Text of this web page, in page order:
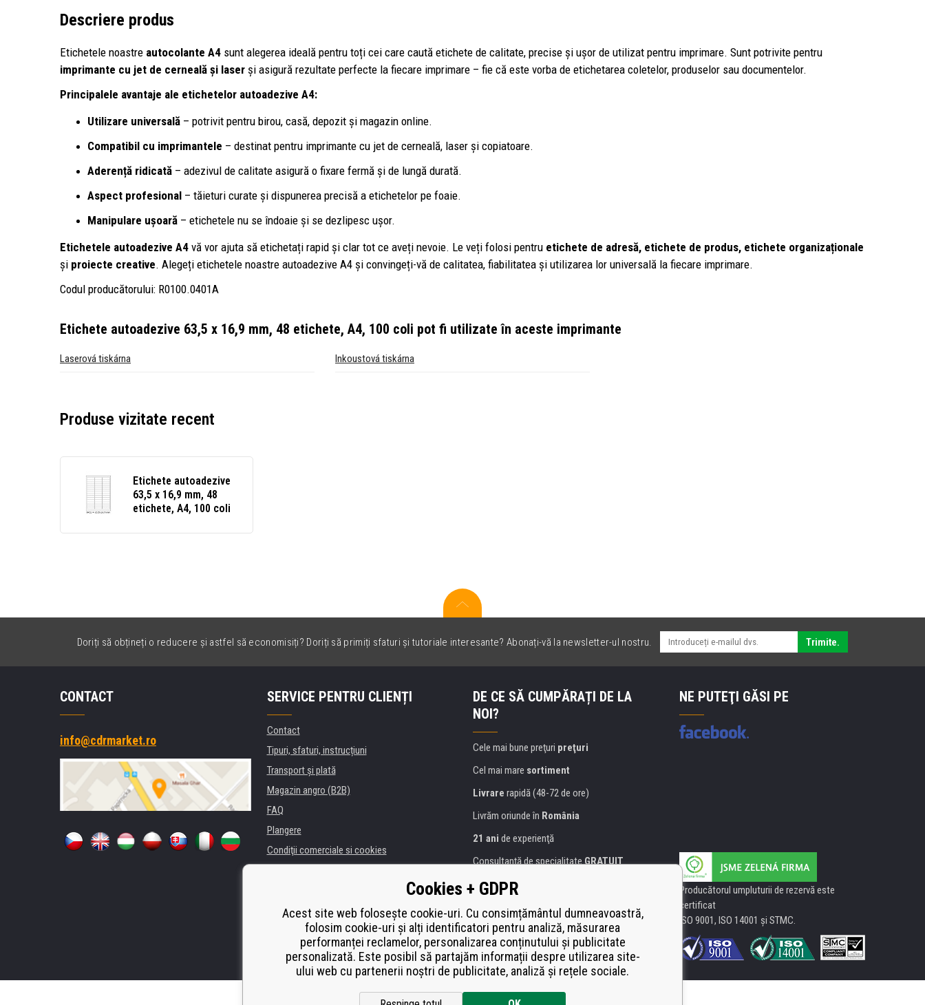
Descriere produs
Etichetele noastre autocolante A4 sunt alegerea ideală pentru toți cei care caută etichete de calitate, precise și ușor de utilizat pentru imprimare. Sunt potrivite pentru
imprimante cu jet de cerneală și laser și asigură rezultate perfecte la fiecare imprimare – fie că este vorba de etichetarea coletelor, produselor sau documentelor.
Principalele avantaje ale etichetelor autoadezive A4:
Utilizare universală – potrivit pentru birou, casă, depozit și magazin online.
Compatibil cu imprimantele – destinat pentru imprimante cu jet de cerneală, laser și copiatoare.
Aderență ridicată – adezivul de calitate asigură o fixare fermă și de lungă durată.
Aspect profesional – tăieturi curate și dispunerea precisă a etichetelor pe foaie.
Manipulare ușoară – etichetele nu se îndoaie și se dezlipesc ușor.
Etichetele autoadezive A4 vă vor ajuta să etichetați rapid și clar tot ce aveți nevoie. Le veți folosi pentru etichete de adresă, etichete de produs, etichete organizaționale
și proiecte creative. Alegeți etichetele noastre autoadezive A4 și convingeți-vă de calitatea, fiabilitatea și utilizarea lor universală la fiecare imprimare.
Codul producătorului: R0100.0401A
Etichete autoadezive 63,5 x 16,9 mm, 48 etichete, A4, 100 coli pot fi utilizate în aceste imprimante
Laserová tiskárna Inkoustová tiskárna
Produse vizitate recent
Etichete autoadezive
63,5 x 16,9 mm, 48
etichete, A4, 100 coli
Doriți să obțineți o reducere și astfel să economisiți? Doriți să primiți sfaturi și tutoriale interesante? Abonați-vă la newsletter-ul nostru. Trimite.
CONTACT
info@cdrmarket.ro
SERVICE PENTRU CLIENȚI
Contact
Tipuri, sfaturi, instrucțiuni
Transport şi plată
Magazin angro (B2B)
FAQ
Plangere
Condiţii comerciale si cookies
Închirierea de imprimante
Performanță de înlocuire
Odstoupení od smlouvy
DE CE SĂ CUMPĂRAȚI DE LA
NOI?
Cele mai bune preţuri preţuri
Cel mai mare sortiment
Livrare rapidă (48-72 de ore)
Livrăm oriunde în România
21 ani de experienţă
Consultanţă de specialitateGRATUIT
Abordarea amabilă
certificat
Heureka
Platăsecurizată on-line
NE PUTEŢI GĂSI PE
Producătorul umpluturii de rezervă este
certificat
ISO 9001, ISO 14001 şi STMC.
Cookies + GDPR
Acest site web folosește cookie-uri. Cu consimțământul dumneavoastră,
folosim cookie-uri și alți identificatori pentru analiză, măsurarea
performanței reclamelor, personalizarea conținutului și publicitate
personalizată. Este posibil să partajăm informații despre utilizarea site-
ului web cu partenerii noștri de publicitate, analiză și rețele sociale.